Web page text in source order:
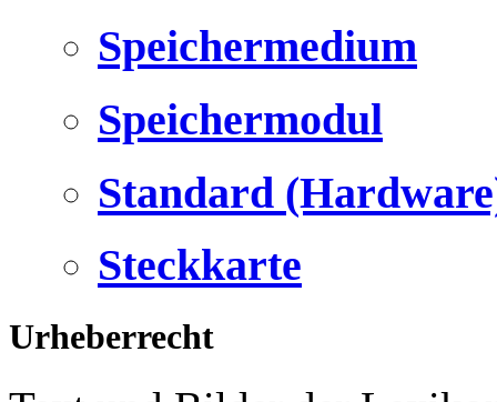
Speichermedium
Speichermodul
Standard
Steckkarte
Urheberrecht